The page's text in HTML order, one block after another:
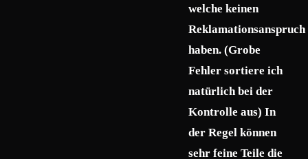
welche keinen
Reklamationsanspruch
haben. (Grobe
Fehler sortiere ich
natürlich bei der
Kontrolle aus) In
der Regel können
sehr feine Teile die